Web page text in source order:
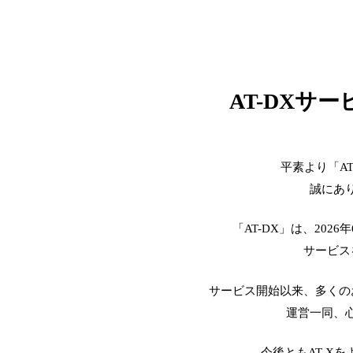
AT-DXサー
平素より「
誠にあ
「AT-DX」は、2026
サービ
サービス開始以来、多く
運営一同、